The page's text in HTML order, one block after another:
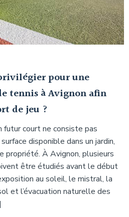
pour une
tennis à Avignon afin
de jeu ?
futur court ne consiste pas
disponible dans un jardin,
propriété. À Avignon, plusieurs
être étudiés avant le début
au soleil, le mistral, la
et l’évacuation naturelle des